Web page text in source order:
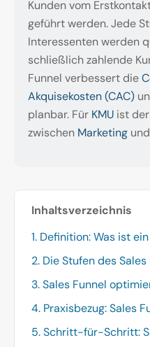
Kunden vom
geführt werden. Jede
Interessenten werden
schließlich zahlende
Funnel verbessert die
Akquisekosten (CAC)
planbar. Für KMU ist
zwischen Marketing
Inhaltsverzeichnis
1. Definition: Was ist
2. Die Stufen des
3. Sales Funnel
4. Praxisbezug: Sales
5. Schritt-für-Schritt: